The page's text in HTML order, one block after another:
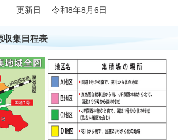
更新日 令和8年8月6日
収集日程表